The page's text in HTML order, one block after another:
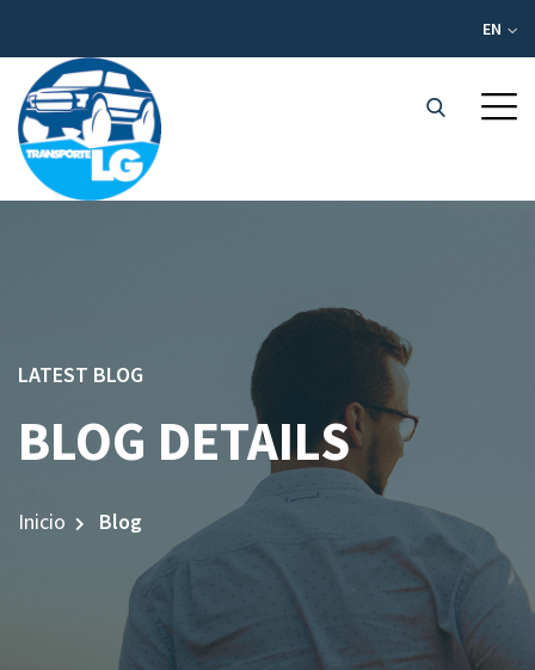
EN
LATEST BLOG
BLOG DETAILS
Inicio Blog